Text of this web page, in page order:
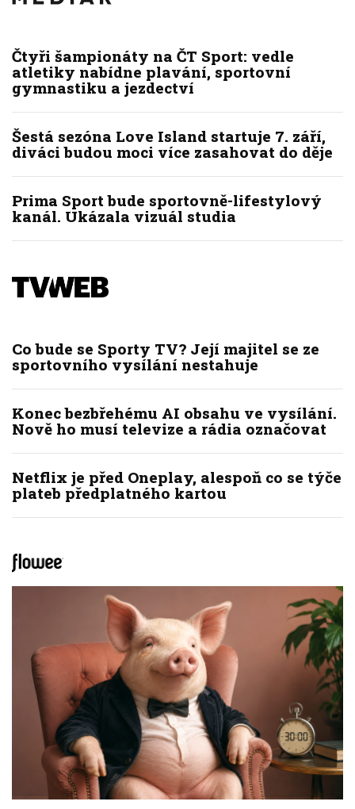
Čtyři šampionáty na ČT Sport: vedle
atletiky nabídne plavání, sportovní
gymnastiku a jezdectví
Šestá sezóna Love Island startuje 7. září,
diváci budou moci více zasahovat do děje
Prima Sport bude sportovně-lifestylový
kanál. Ukázala vizuál studia
Co bude se Sporty TV? Její majitel se ze
sportovního vysílání nestahuje
Konec bezbřehému AI obsahu ve vysílání.
Nově ho musí televize a rádia označovat
Netflix je před Oneplay, alespoň co se týče
plateb předplatného kartou